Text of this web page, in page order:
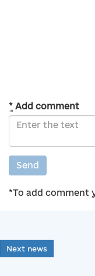
* Add comment
Send
*To add comment
Next news